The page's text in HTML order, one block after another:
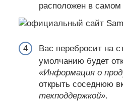
расположен в самом
Вас перебросит на
умолчанию будет
«Информация о
открыть соседнюю
техподдержкой».